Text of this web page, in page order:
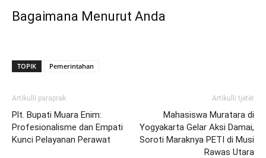
Bagaimana Menurut Anda
TOPIK Pemerintahan
Artikulli paraprak
Plt. Bupati Muara Enim:
Profesionalisme dan Empati
Kunci Pelayanan Perawat
Artikulli tjetër
Mahasiswa Muratara di
Yogyakarta Gelar Aksi Damai,
Soroti Maraknya PETI di Musi
Rawas Utara